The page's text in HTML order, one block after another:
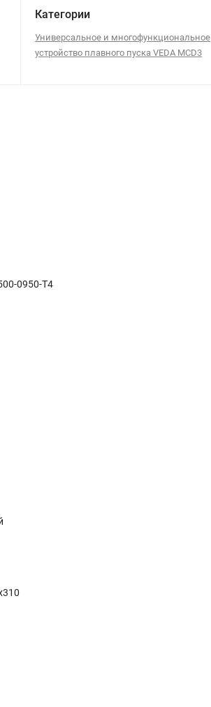
Категории
Универсальное и многофункциональное
устройство плавного пуска VEDA MCD3
0950-T4